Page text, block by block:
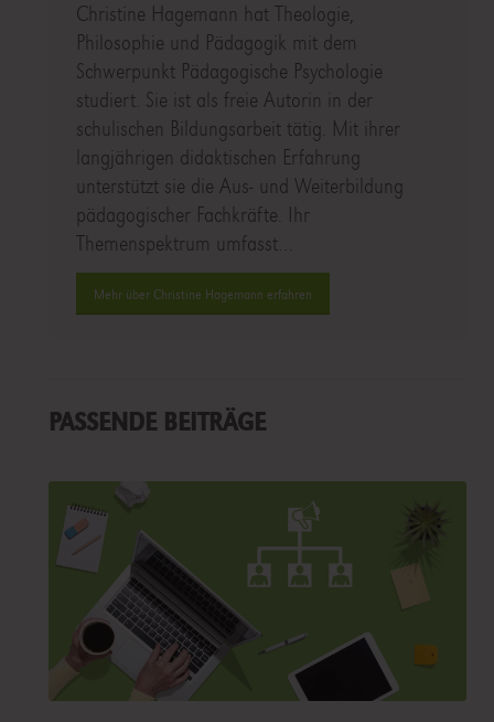
Christine Hagemann hat Theologie,
Philosophie und Pädagogik mit dem
Schwerpunkt Pädagogische Psychologie
studiert. Sie ist als freie Autorin in der
schulischen Bildungsarbeit tätig. Mit ihrer
langjährigen didaktischen Erfahrung
unterstützt sie die Aus- und Weiterbildung
pädagogischer Fachkräfte. Ihr
Themenspektrum umfasst…
Mehr über Christine Hagemann erfahren
PASSENDE BEITRÄGE